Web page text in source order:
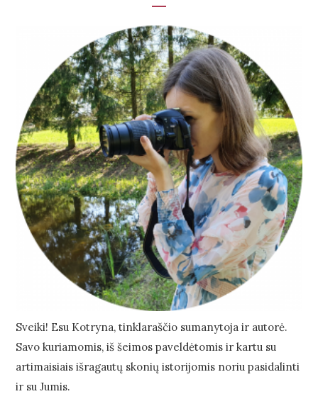
Sveiki! Esu Kotryna, tinklaraščio sumanytoja ir autorė.
Savo kuriamomis, iš šeimos paveldėtomis ir kartu su
artimaisiais išragautų skonių istorijomis noriu pasidalinti
ir su Jumis.